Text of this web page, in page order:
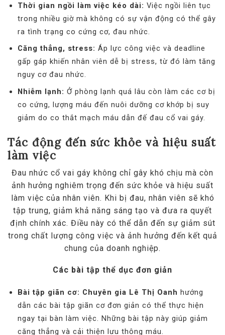
Thời gian ngồi làm việc kéo dài: Việc ngồi liên tục
trong nhiều giờ mà không có sự vận động có thể gây
ra tình trạng co cứng cơ, đau nhức.
Căng thẳng, stress: Áp lực công việc và deadline
gấp gáp khiến nhân viên dễ bị stress, từ đó làm tăng
nguy cơ đau nhức.
Nhiễm lạnh: Ở phòng lạnh quá lâu còn làm các cơ bị
co cứng, lượng máu đến nuôi dưỡng cơ khớp bị suy
giảm do co thắt mạch máu dẫn đế đau cổ vai gáy.
Tác động đến sức khỏe và hiệu suất
làm việc
Đau nhức cổ vai gáy không chỉ gây khó chịu mà còn
ảnh hưởng nghiêm trọng đến sức khỏe và hiệu suất
làm việc của nhân viên. Khi bị đau, nhân viên sẽ khó
tập trung, giảm khả năng sáng tạo và đưa ra quyết
định chính xác. Điều này có thể dẫn đến sự giảm sút
trong chất lượng công việc và ảnh hưởng đến kết quả
chung của doanh nghiệp.
Các bài tập thể dục đơn giản
Bài tập giãn cơ: Chuyên gia Lê Thị Oanh hướng
dẫn các bài tập giãn cơ đơn giản có thể thực hiện
ngay tại bàn làm việc. Những bài tập này giúp giảm
căng thẳng và cải thiện lưu thông máu.